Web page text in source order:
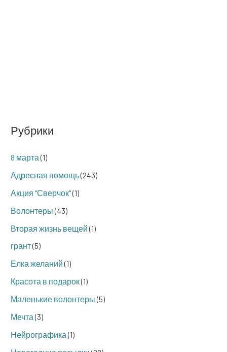
Рубрики
8 марта(1)
Адресная помощь(243)
Акция "Сверчок"(1)
Волонтеры(43)
Вторая жизнь вещей(1)
грант(5)
Елка желаний(1)
Красота в подарок(1)
Маленькие волонтеры(5)
Мечта(3)
Нейрографика(1)